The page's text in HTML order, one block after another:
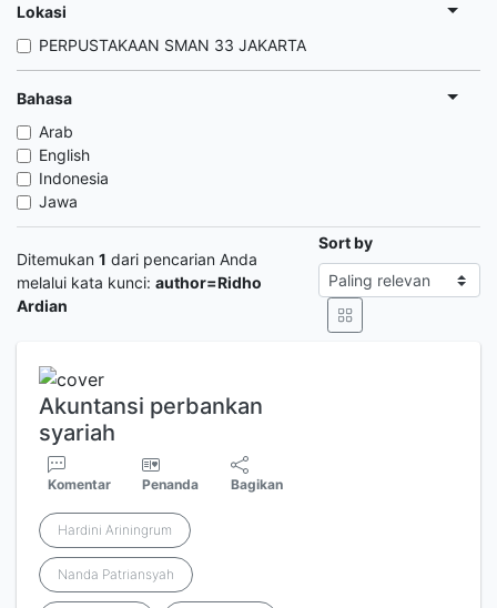
Lokasi
PERPUSTAKAAN SMAN 33 JAKARTA
Bahasa
Arab
English
Indonesia
Jawa
Ditemukan 1 dari pencarian Anda
melalui kata kunci: author=Ridho
Ardian
Sort by
Akuntansi perbankan
syariah
Komentar Penanda Bagikan
Hardini Ariningrum
Nanda Patriansyah